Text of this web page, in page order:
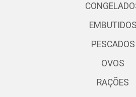
EMBUTIDOS
PESCADOS
OVOS
RAÇÕES